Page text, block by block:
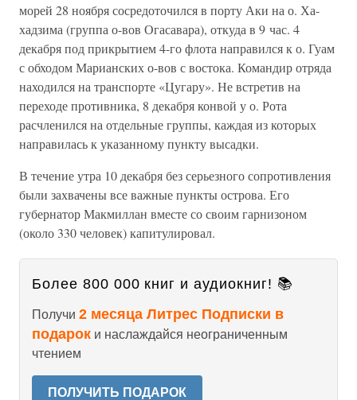
морей 28 ноября сосредоточился в порту Аки на о. Ха-
хадзима (группа о-вов Огасавара), откуда в 9 час. 4
декабря под прикрытием 4-го флота направился к о. Гуам
с обходом Марианских о-вов с востока. Командир отряда
находился на транспорте «Цугару». Не встретив на
переходе противника, 8 декабря конвой у о. Рота
расчленился на отдельные группы, каждая из которых
направилась к указанному пункту высадки.
В течение утра 10 декабря без серьезного сопротивления
были захвачены все важные пункты острова. Его
губернатор Макмиллан вместе со своим гарнизоном
(около 330 человек) капитулировал.
Более 800 000 книг и аудиокниг! 📚
Получи 2 месяца Литрес Подписки в
подарок и наслаждайся неограниченным
чтением
ПОЛУЧИТЬ ПОДАРОК